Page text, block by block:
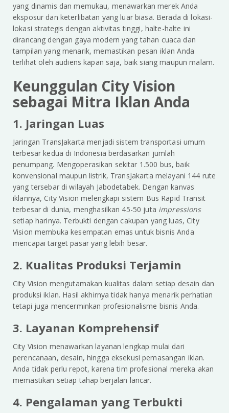
yang dinamis dan memukau, menawarkan merek Anda
eksposur dan keterlibatan yang luar biasa. Berada di lokasi-
lokasi strategis dengan aktivitas tinggi, halte-halte ini
dirancang dengan gaya modern yang tahan cuaca dan
tampilan yang menarik, memastikan pesan iklan Anda
terlihat oleh audiens kapan saja, baik siang maupun malam.
Keunggulan City Vision
sebagai Mitra Iklan Anda
1. Jaringan Luas
Jaringan TransJakarta menjadi sistem transportasi umum
terbesar kedua di Indonesia berdasarkan jumlah
penumpang. Mengoperasikan sekitar 1.500 bus, baik
konvensional maupun listrik, TransJakarta melayani 144 rute
yang tersebar di wilayah Jabodetabek. Dengan kanvas
iklannya, City Vision melengkapi sistem Bus Rapid Transit
terbesar di dunia, menghasilkan 45-50 juta impressions
setiap harinya. Terbukti dengan cakupan yang luas, City
Vision membuka kesempatan emas untuk bisnis Anda
mencapai target pasar yang lebih besar.
2. Kualitas Produksi Terjamin
City Vision mengutamakan kualitas dalam setiap desain dan
produksi iklan. Hasil akhirnya tidak hanya menarik perhatian
tetapi juga mencerminkan profesionalisme bisnis Anda.
3. Layanan Komprehensif
City Vision menawarkan layanan lengkap mulai dari
perencanaan, desain, hingga eksekusi pemasangan iklan.
Anda tidak perlu repot, karena tim profesional mereka akan
memastikan setiap tahap berjalan lancar.
4. Pengalaman yang Terbukti